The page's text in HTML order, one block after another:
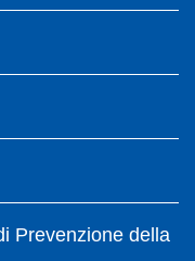
Prevenzione della